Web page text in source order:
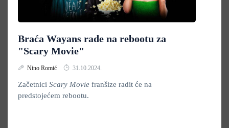
Braća Wayans rade na rebootu za
"Scary Movie"
Nino Romić 31.10.2024.
Začetnici Scary Movie franšize radit će na
predstojećem rebootu.